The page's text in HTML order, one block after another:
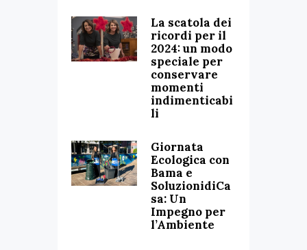
La scatola dei
ricordi per il
2024: un modo
speciale per
conservare
momenti
indimenticabi
li
Giornata
Ecologica con
Bama e
SoluzionidiCa
sa: Un
Impegno per
l’Ambiente